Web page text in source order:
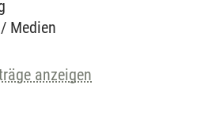
Medien
anzeigen